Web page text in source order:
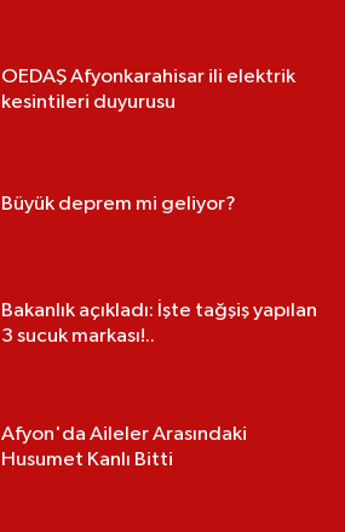
OEDAŞ Afyonkarahisar ili elektrik
kesintileri duyurusu
Büyük deprem mi geliyor?
Bakanlık açıkladı: İşte tağşiş yapılan
3 sucuk markası!..
Afyon'da Aileler Arasındaki
Husumet Kanlı Bitti